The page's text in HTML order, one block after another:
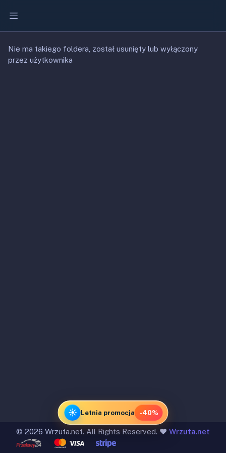
Nie ma takiego foldera, został usunięty lub wyłączony
przez użytkownika
© 2026 Wrzuta.net. All Rights Reserved. ❤️ Wrzuta.net
☀️ Letnia promocja -40%